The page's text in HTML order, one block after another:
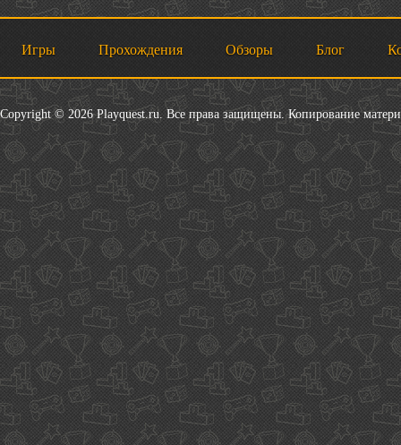
Игры Прохождения Обзоры Блог
Copyright © 2026 Playquest.ru. Все права защищены. Копирование